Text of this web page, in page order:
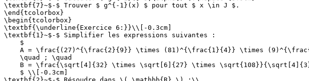
\textbf{7}~$-$ Trouver $ g^{-1}(x) $ pour tout $ x \in J $.
\end{tcolorbox}
\begin{tcolorbox}
\textbf{\underline{Exercice 6:}}\\[-0.3cm]
\textbf{1}~$-$ Simplifier les expressions suivantes :
    $
A = \frac{(27)^{\frac{2}{9}} \times (81)^{\frac{1}{4}} \times
    \quad ; \quad
B = \frac{\sqrt[4]{32} \times \sqrt[6]{27} \times
    $ \\[-0.3cm]